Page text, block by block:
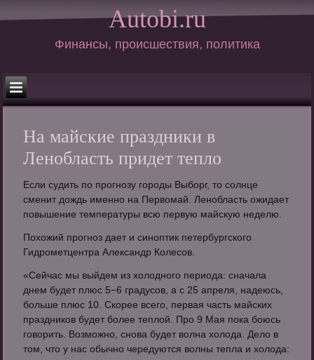
Autobi.ru
Финансы, происшествия, политика
На майские праздники в
Ленобласть придет тепло
Если судить по прогнозу городы Выборг, то солнце
сменит дождь именно на Первомай. Ленобласть ожидает
повышение температуры всю первую майскую неделю.
Похожий прогноз дает и синоптик петербургского
Гидрометцентра Александр Колесов.
«Сейчас мы выйдем из холодного периода: сначала
днем будет плюс 5−6 градусов, а с 25 апреля, надеюсь,
больше плюс 10. Скорее всего, первая часть майских
праздников будет более теплой. Про 9 Мая пока боюсь
говорить. Возможно, снова будет волна холода. Дело в
том, что у нас обычно чередуются волны тепла и холода: